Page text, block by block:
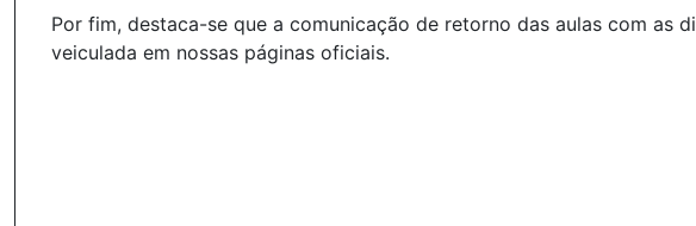
Por fim, destaca-se que a comunicação de retorno das aulas com as
veiculada em nossas páginas oficiais.